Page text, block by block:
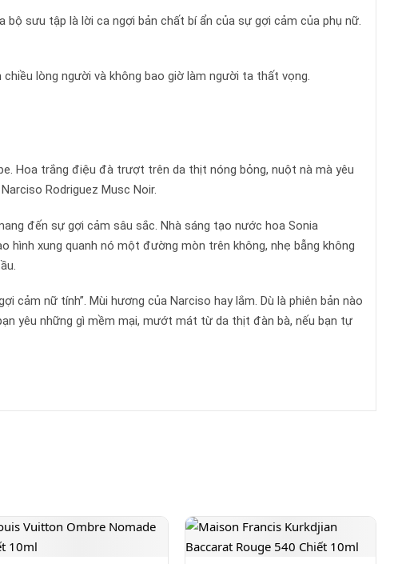
sưu tập là lời ca ngợi bản chất bí ẩn của sự gợi cảm của phụ nữ.
lòng người và không bao giờ làm người ta thất vọng.
Hoa trắng điệu đà trượt trên da thịt nóng bỏng, nuột nà mà yêu
Rodriguez Musc Noir.
đến sự gợi cảm sâu sắc. Nhà sáng tạo nước hoa Sonia
xung quanh nó một đường mòn trên không, nhẹ bẫng không
nữ tính”. Mùi hương của Narciso hay lắm. Dù là phiên bản nào
yêu những gì mềm mại, mướt mát từ da thịt đàn bà, nếu bạn tự